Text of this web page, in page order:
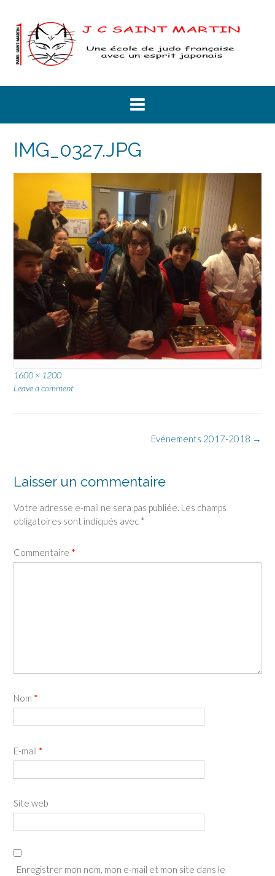
content
IMG_0327.JPG
Full
size
1600 × 1200
Leave a comment
Evénements 2017-2018 →
Laisser un commentaire
Votre adresse e-mail ne sera pas publiée. Les champs
obligatoires sont indiqués avec *
Commentaire *
Nom *
E-mail *
Site web
Enregistrer mon nom, mon e-mail et mon site dans le